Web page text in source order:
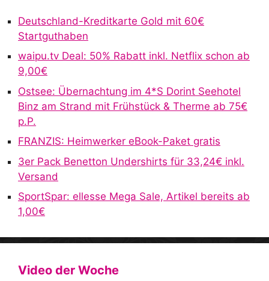
n
t
Deutschland-Kreditkarte Gold mit 60€
Startguthaben
waipu.tv Deal: 50% Rabatt inkl. Netflix schon ab
9,00€
Ostsee: Übernachtung im 4*S Dorint Seehotel
Binz am Strand mit Frühstück & Therme ab 75€
p.P.
FRANZIS: Heimwerker eBook-Paket gratis
3er Pack Benetton Undershirts für 33,24€ inkl.
Versand
SportSpar: ellesse Mega Sale, Artikel bereits ab
1,00€
Video der Woche